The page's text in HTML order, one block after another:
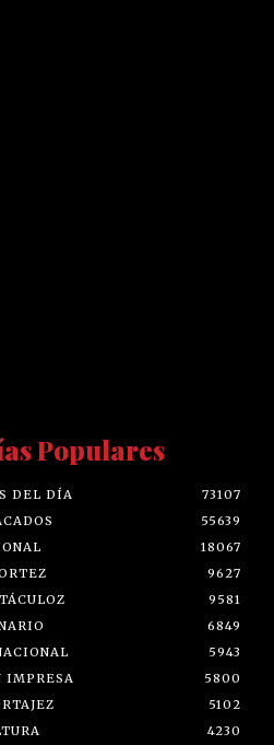
Populares
DEL DÍA
73107
55639
18067
9627
9581
6849
5943
IMPRESA
5800
5102
4230